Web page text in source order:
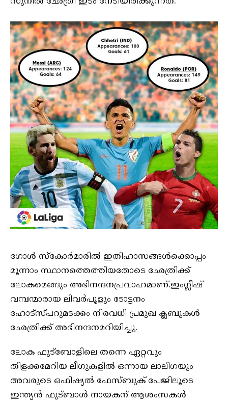
ഗോൾ സ്‌കോർമാരിൽ ഇതിഹാസങ്ങൾക്കൊപ്പം
മൂന്നാം സ്ഥാനത്തെത്തിയതോടെ ഛേത്രിക്ക്
ലോകമെങ്ങും അഭിനന്ദനപ്രവാഹമാണ്.ഇംഗ്ലീഷ്
വമ്പന്മാരായ ലിവർപൂളും ടോട്ടനം
ഹോട്സ്പറുമടക്കം നിരവധി പ്രമുഖ ക്ലബുകൾ
ഛേത്രിക്ക് അഭിനന്ദനമറിയിച്ചു.
ലോക ഫുട്ബോളിലെ തന്നെ ഏറ്റവും
തിളക്കമേറിയ ലീഗുകളിൽ ഒന്നായ ലാലിഗയും
അവരുടെ ഒഫിഷ്യൽ ഫേസ്ബുക് പേജിലൂടെ
ഇന്ത്യൻ ഫുട്ബാൾ നായകന് ആശംസകൾ